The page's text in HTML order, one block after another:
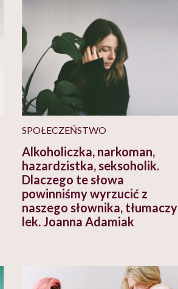
SPOŁECZEŃSTWO
Alkoholiczka, narkoman,
hazardzistka, seksoholik.
Dlaczego te słowa
powinniśmy wyrzucić z
naszego słownika, tłumaczy
lek. Joanna Adamiak